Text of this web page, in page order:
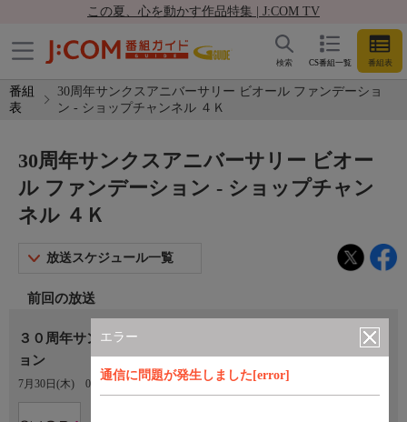
この夏、心を動かす作品特集 | J:COM TV
CS番組一覧 番組表
検索
番組
表
30周年サンクスアニバーサリー ビオール ファンデーショ
ン - ショップチャンネル ４Ｋ
エラー
通信に問題が発生しました[error]
30周年サンクスアニバーサリー ビオー
ル ファンデーション - ショップチャン
ネル ４Ｋ
放送スケジュール一覧
前回の放送
３０周年サンクスアニバーサリー ビオール ファンデーシ
ョン
7月30日(木) 09:00〜10:00